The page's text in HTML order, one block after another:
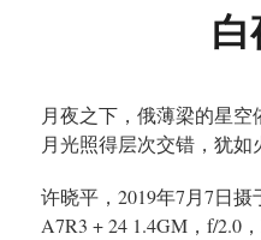
月夜之下，俄薄梁的星
月光照得层次交错，犹如
许晓平，2019年7月7日摄
A7R3 + 24 1.4GM，f/2.0